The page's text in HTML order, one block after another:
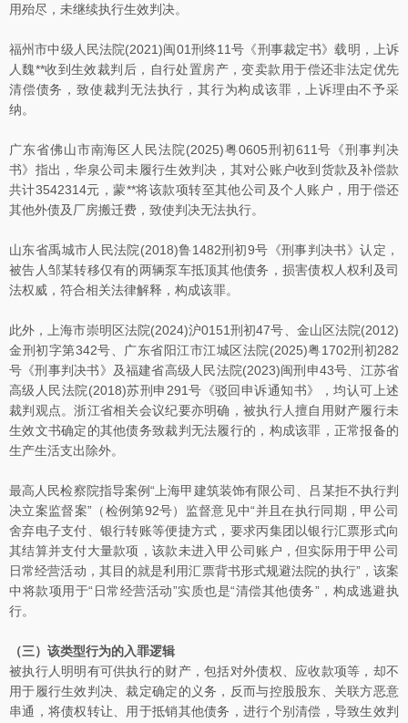
用殆尽，未继续执行生效判决。
福州市中级人民法院(2021)闽01刑终11号《刑事裁定书》载明，上诉
人魏**收到生效裁判后，自行处置房产，变卖款用于偿还非法定优先
清偿债务，致使裁判无法执行，其行为构成该罪，上诉理由不予采
纳。
广东省佛山市南海区人民法院(2025)粤0605刑初611号《刑事判决
书》指出，华泉公司未履行生效判决，其对公账户收到货款及补偿款
共计3542314元，蒙**将该款项转至其他公司及个人账户，用于偿还
其他外债及厂房搬迁费，致使判决无法执行。
山东省禹城市人民法院(2018)鲁1482刑初9号《刑事判决书》认定，
被告人邹某转移仅有的两辆泵车抵顶其他债务，损害债权人权利及司
法权威，符合相关法律解释，构成该罪。
此外，上海市崇明区法院(2024)沪0151刑初47号、金山区法院(2012)
金刑初字第342号、广东省阳江市江城区法院(2025)粤1702刑初282
号《刑事判决书》及福建省高级人民法院(2023)闽刑申43号、江苏省
高级人民法院(2018)苏刑申291号《驳回申诉通知书》，均认可上述
裁判观点。浙江省相关会议纪要亦明确，被执行人擅自用财产履行未
生效文书确定的其他债务致裁判无法履行的，构成该罪，正常报备的
生产生活支出除外。
最高人民检察院指导案例“上海甲建筑装饰有限公司、吕某拒不执行判
决立案监督案”（检例第92号）监督意见中“并且在执行同期，甲公司
舍弃电子支付、银行转账等便捷方式，要求丙集团以银行汇票形式向
其结算并支付大量款项，该款未进入甲公司账户，但实际用于甲公司
日常经营活动，其目的就是利用汇票背书形式规避法院的执行”，该案
中将款项用于“日常经营活动”实质也是“清偿其他债务”，构成逃避执
行。
（三）该类型行为的入罪逻辑
被执行人明明有可供执行的财产，包括对外债权、应收款项等，却不
用于履行生效判决、裁定确定的义务，反而与控股股东、关联方恶意
串通，将债权转让、用于抵销其他债务，进行个别清偿，导致生效判